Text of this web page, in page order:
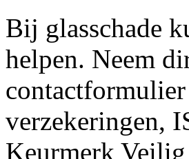
Bij glasschade
helpen. Neem
verzekeringen,
Keurmerk